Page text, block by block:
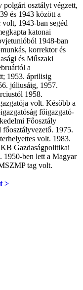
polgári osztályt végzett,
és 1943 között a
1943-ban segéd
katonai
1948-ban
korrektor és
és Műszaki
a
1953. áprilisig
júliusáig, 1957.
1958.
volt. Később a
főigazgató-
Főosztály
főosztályvezető. 1975.
volt. 1983.
Gazdaságpolitikai
1950-ben lett a Magyar
tag volt.
>